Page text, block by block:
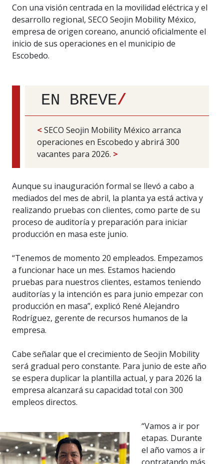
Con una visión centrada en la movilidad eléctrica y el
desarrollo regional, SECO Seojin Mobility México,
empresa de origen coreano, anunció oficialmente el
inicio de sus operaciones en el municipio de
Escobedo.
EN BREVE/
< SECO Seojin Mobility México arranca
operaciones en Escobedo y abrirá 300
vacantes para 2026. >
Aunque su inauguración formal se llevó a cabo a
mediados del mes de abril, la planta ya está activa y
realizando pruebas con clientes, como parte de su
proceso de auditoría y preparación para iniciar
producción en masa este junio.
“Tenemos de momento 20 empleados. Empezamos
a funcionar hace un mes. Estamos haciendo
pruebas para nuestros clientes, estamos teniendo
auditorías y la intención es para junio empezar con
producción en masa”, explicó René Alejandro
Rodríguez, gerente de recursos humanos de la
empresa.
Cabe señalar que el crecimiento de Seojin Mobility
será gradual pero constante. Para junio de este año
se espera duplicar la plantilla actual, y para 2026 la
empresa alcanzará su capacidad total con 300
empleos directos.
“Vamos a ir por
etapas. Durante
el año vamos a ir